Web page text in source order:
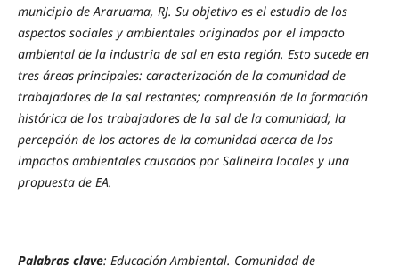
municipio de Araruama, RJ. Su objetivo es el estudio de los
aspectos sociales y ambientales originados por el impacto
ambiental de la industria de sal en esta región. Esto sucede en
tres áreas principales: caracterización de la comunidad de
trabajadores de la sal restantes; comprensión de la formación
histórica de los trabajadores de la sal de la comunidad; la
percepción de los actores de la comunidad acerca de los
impactos ambientales causados por Salineira locales y una
propuesta de EA.
Palabras clave: Educación Ambiental. Comunidad de